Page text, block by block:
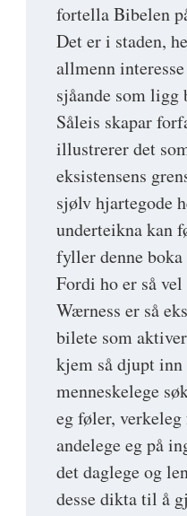
fortella Bibelen
Det er i staden,
allmenn
sjåande som ligg
Såleis skapar
illustrerer det
eksistensens
sjølv hjartegode
underteikna kan
fyller denne
Fordi ho er så
Wærness er så
bilete som
kjem så djupt inn
menneskelege
eg føler,
andelege eg på
det daglege og
desse dikta til å